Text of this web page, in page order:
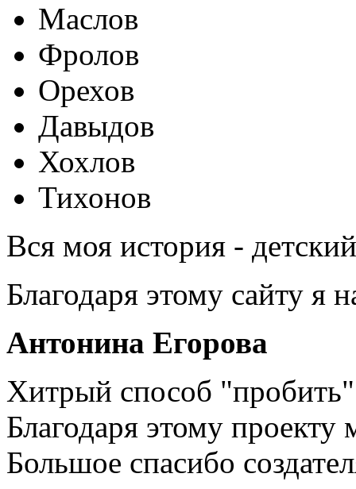
Маслов
Фролов
Орехов
Давыдов
Хохлов
Тихонов
Вся моя история -
Благодаря этому сайту я
Антонина Егорова
Хитрый способ
Благодаря этому
Большое спасибо